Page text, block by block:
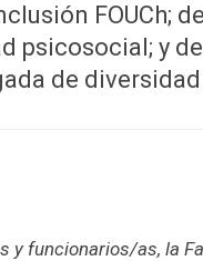
FOUCh;
psicosocial; y
de
y funcionarios/as, la